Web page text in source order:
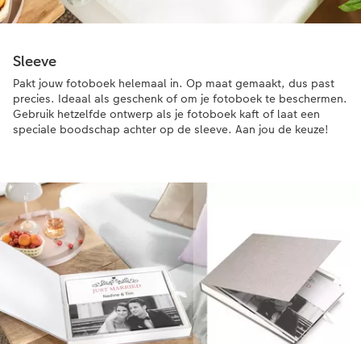
Sleeve
Pakt jouw fotoboek helemaal in. Op maat gemaakt, dus past
precies. Ideaal als geschenk of om je fotoboek te beschermen.
Gebruik hetzelfde ontwerp als je fotoboek kaft of laat een
speciale boodschap achter op de sleeve. Aan jou de keuze!